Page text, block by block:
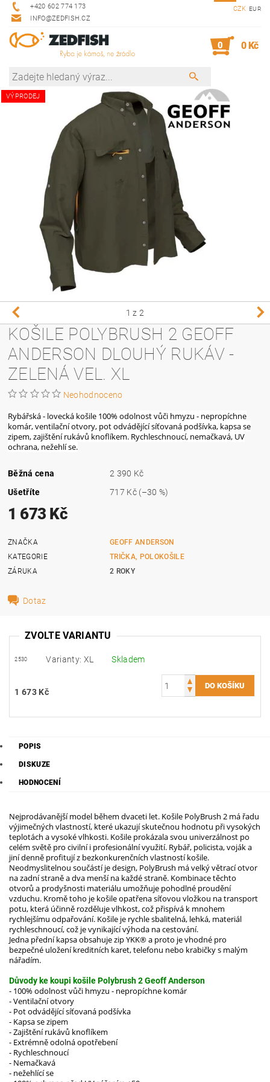
+420 602 774 173
INFO@ZEDFISH.CZ
CZK EUR
0 0 Kč
VÝPRODEJ
1 z 2
KOŠILE POLYBRUSH 2 GEOFF
ANDERSON DLOUHÝ RUKÁV -
ZELENÁ VEL. XL
Neohodnoceno
Rybářská - lovecká košile 100% odolnost vůči hmyzu - nepropíchne
komár, ventilační otvory, pot odvádějící síťovaná podšívka, kapsa se
zipem, zajištění rukávů knoflíkem. Rychleschnoucí, nemačkavá, UV
ochrana, nežehlí se.
Běžná cena
2 390 Kč
Ušetříte
717 Kč (–30 %)
1 673 Kč
ZNAČKA
GEOFF ANDERSON
KATEGORIE
TRIČKA, POLOKOŠILE
ZÁRUKA
2 ROKY
Dotaz
ZVOLTE VARIANTU
2530 Varianty: XL Skladem
1 673 Kč
POPIS
DISKUZE
HODNOCENÍ
Nejprodávanější model během dvaceti let. Košile PolyBrush 2 má řadu
výjimečných vlastností, které ukazují skutečnou hodnotu při vysokých
teplotách a vysoké vlhkosti. Košile prokázala svou univerzálnost po
celém světě pro civilní i profesionální využití. Rybář, policista, voják a
jiní denně profitují z bezkonkurenčních vlastností košile.
Neodmyslitelnou součástí je design, PolyBrush má velký větrací otvor
na zadní straně a dva menší na každé straně. Kombinace těchto
otvorů a prodyšnosti materiálu umožňuje pohodlné proudění
vzduchu. Kromě toho je košile opatřena síťovou vložkou na transport
potu, která účinně rozděluje vlhkost, což přispívá k mnohem
rychlejšímu odpařování. Košile je rychle sbalitelná, lehká, materiál
rychleschnoucí, což je vynikající výhoda na cestování.
Jedna přední kapsa obsahuje zip YKK® a proto je vhodné pro
bezpečné uložení kreditních karet, telefonu nebo krabičky s malým
nářadím.
Důvody ke koupi košile Polybrush 2 Geoff Anderson
- 100% odolnost vůči hmyzu - nepropíchne komár
- Ventilační otvory
- Pot odvádějící síťovaná podšívka
- Kapsa se zipem
- Zajištění rukávů knoflíkem
- Extrémně odolná opotřebení
- Rychleschnoucí
- Nemačkavá
- nežehlící se